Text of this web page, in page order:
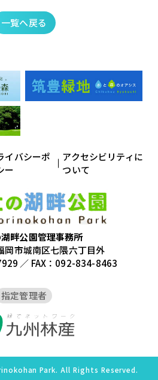
一覧へ戻る
イバシーポ
ー
アクセシビリティに
ついて
畔公園管理事務所
岡市城南区七隈六丁目外
／ FAX：092-834-8463
指定管理者
Park. All Rights Reserved.